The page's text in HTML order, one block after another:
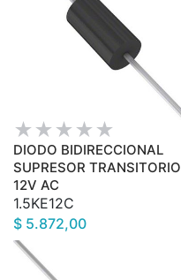
DIODO BIDIRECCIONAL
SUPRESOR TRANSITORIO
12V AC
1.5KE12C
$ 5.872,00